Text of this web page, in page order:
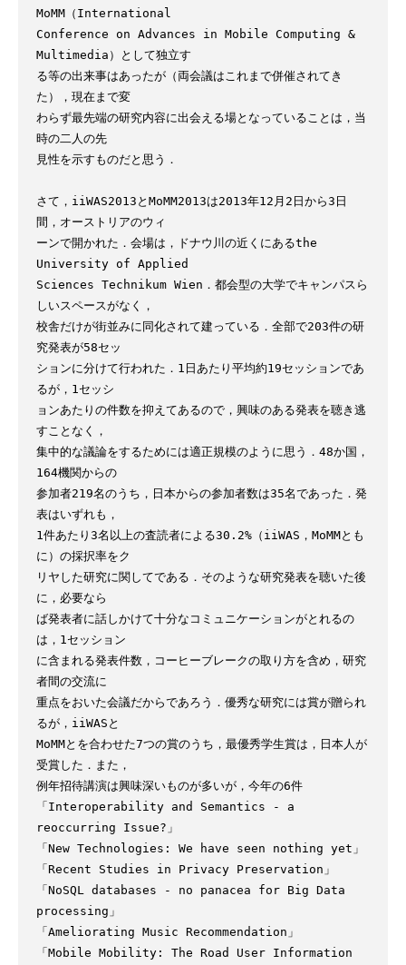
MoMM（International
Conference on Advances in Mobile Computing &
Multimedia）として独立す
る等の出来事はあったが（両会議はこれまで併催されてき
た），現在まで変
わらず最先端の研究内容に出会える場となっていることは，当
時の二人の先
見性を示すものだと思う．
さて，iiWAS2013とMoMM2013は2013年12月2日から3日
間，オーストリアのウィ
ーンで開かれた．会場は，ドナウ川の近くにあるthe
University of Applied
Sciences Technikum Wien．都会型の大学でキャンパスら
しいスペースがなく，
校舎だけが街並みに同化されて建っている．全部で203件の研
究発表が58セッ
ションに分けて行われた．1日あたり平均約19セッションであ
るが，1セッシ
ョンあたりの件数を抑えてあるので，興味のある発表を聴き逃
すことなく，
集中的な議論をするためには適正規模のように思う．48か国，
164機関からの
参加者219名のうち，日本からの参加者数は35名であった．発
表はいずれも，
1件あたり3名以上の査読者による30.2%（iiWAS，MoMMとも
に）の採択率をク
リヤした研究に関してである．そのような研究発表を聴いた後
に，必要なら
ば発表者に話しかけて十分なコミュニケーションがとれるの
は，1セッション
に含まれる発表件数，コーヒーブレークの取り方を含め，研究
者間の交流に
重点をおいた会議だからであろう．優秀な研究には賞が贈られ
るが，iiWASと
MoMMとを合わせた7つの賞のうち，最優秀学生賞は，日本人が
受賞した．また，
例年招待講演は興味深いものが多いが，今年の6件
「Interoperability and Semantics - a
reoccurring Issue?」
「New Technologies: We have seen nothing yet」
「Recent Studies in Privacy Preservation」
「NoSQL databases - no panacea for Big Data
processing」
「Ameliorating Music Recommendation」
「Mobile Mobility: The Road User Information